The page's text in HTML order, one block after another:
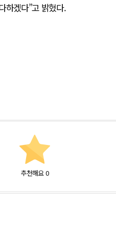
하겠다”고 밝혔다.
추천해요 0